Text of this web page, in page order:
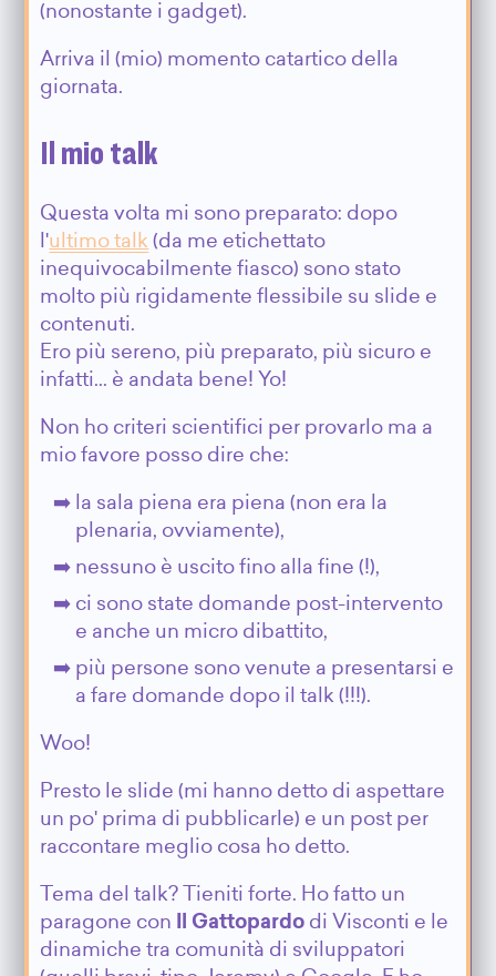
(nonostante i gadget).
Arriva il (mio) momento catartico della
giornata.
Il mio talk
Questa volta mi sono preparato: dopo
l'ultimo talk (da me etichettato
inequivocabilmente fiasco) sono stato
molto più rigidamente flessibile su slide e
contenuti.
Ero più sereno, più preparato, più sicuro e
infatti... è andata bene! Yo!
Non ho criteri scientifici per provarlo ma a
mio favore posso dire che:
la sala piena era piena (non era la
plenaria, ovviamente),
nessuno è uscito fino alla fine (!),
ci sono state domande post-intervento
e anche un micro dibattito,
più persone sono venute a presentarsi e
a fare domande dopo il talk (!!!).
Woo!
Presto le slide (mi hanno detto di aspettare
un po' prima di pubblicarle) e un post per
raccontare meglio cosa ho detto.
Tema del talk? Tieniti forte. Ho fatto un
paragone con
Il Gattopardo di Visconti e le
dinamiche tra comunità di sviluppatori